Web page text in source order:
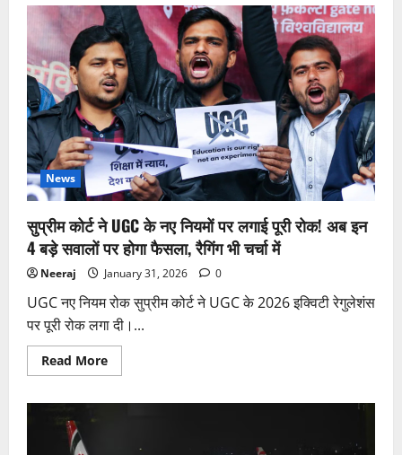
News
सुप्रीम कोर्ट ने UGC के नए नियमों पर लगाई पूरी रोक! अब इन
4 बड़े सवालों पर होगा फैसला, रैगिंग भी चर्चा में
Neeraj January 31, 2026 0
UGC नए नियम रोक सुप्रीम कोर्ट ने UGC के 2026 इक्विटी रेगुलेशंस
पर पूरी रोक लगा दी।...
Read MoreRead
more